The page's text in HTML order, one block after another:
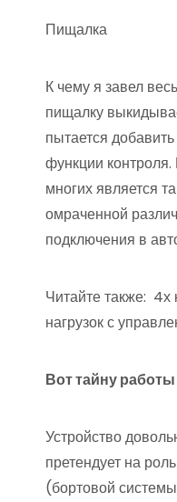
Пищалка
К чему я завел
пищалку
пытается
функции
многих является
омраченной
подключения в
Читайте также: 4х
нагрузок с
Вот тайну
Устройство
претендует на
(бортовой